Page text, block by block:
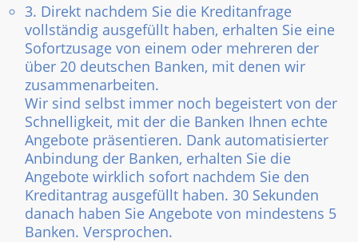
3. Direkt nachdem Sie die Kreditanfrage
vollständig ausgefüllt haben, erhalten Sie eine
Sofortzusage von einem oder mehreren der
über 20 deutschen Banken, mit denen wir
zusammenarbeiten.
Wir sind selbst immer noch begeistert von der
Schnelligkeit, mit der die Banken Ihnen echte
Angebote präsentieren. Dank automatisierter
Anbindung der Banken, erhalten Sie die
Angebote wirklich sofort nachdem Sie den
Kreditantrag ausgefüllt haben. 30 Sekunden
danach haben Sie Angebote von mindestens 5
Banken. Versprochen.